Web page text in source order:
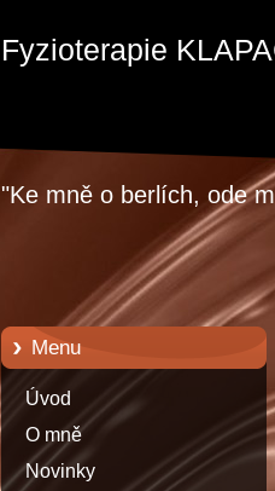
Fyzioterapie
"Ke mně o berlích, ode
Menu
Úvod
O mně
Novinky